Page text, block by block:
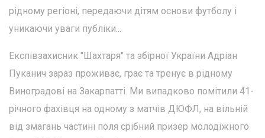
рідному регіоні, передаючи дітям основи футболу і
уникаючи уваги публіки...
Експівзахисник "Шахтаря" та збірної України Адріан
Пуканич зараз проживає, грає та тренує в рідному
Виноградові на Закарпатті. Ми випадково помітили 41-
річного фахівця на одному з матчів ДЮФЛ, на вільній
від змагань частині поля срібний призер молодіжного